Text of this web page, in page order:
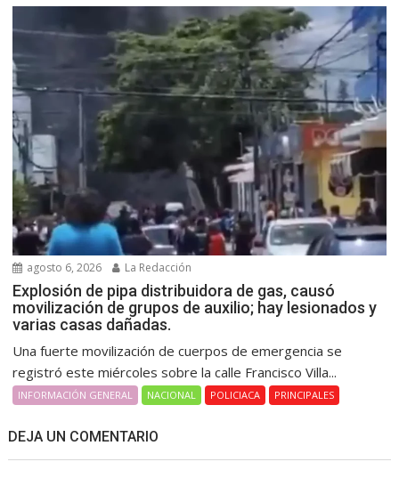
agosto 6, 2026 La Redacción
Explosión de pipa distribuidora de gas, causó
movilización de grupos de auxilio; hay lesionados y
varias casas dañadas.
Una fuerte movilización de cuerpos de emergencia se
registró este miércoles sobre la calle Francisco Villa...
INFORMACIÓN GENERAL NACIONAL POLICIACA PRINCIPALES
DEJA UN COMENTARIO